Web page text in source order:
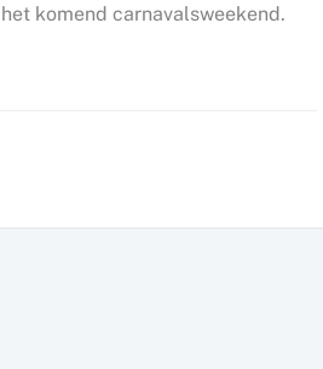
komend carnavalsweekend.